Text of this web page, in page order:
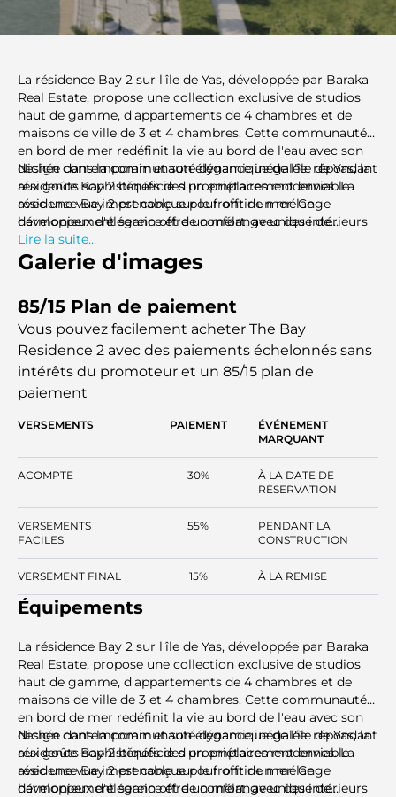
La résidence Bay 2 sur l'île de Yas, développée par Baraka
Real Estate, propose une collection exclusive de studios
haut de gamme, d'appartements de 4 chambres et de
maisons de ville de 3 et 4 chambres. Cette communauté
en bord de mer redéfinit la vie au bord de l'eau avec son
design contemporain et son élégance inégalée, répondant
aux goûts sophistiqués des propriétaires modernes. La
résidence Bay 2 est conçue pour offrir un mélange
harmonieux d'élégance et de confort, avec des intérieurs
méticuleusement conçus et des aménagements spacieux.
Nichée dans la communauté dynamique de l'île de Yas, la
résidence Bay 2 bénéficie d'un emplacement enviable
avec une vue imprenable sur le front de mer. Ce
développement serein offre un mélange unique de
tranquillité et d'excitation, avec des attractions
emblématiques telles que Ferrari World, Warner Bros.
World et Yas Waterworld à quelques minutes.
Lire la suite...
Galerie d'images
85/15 Plan de paiement
Vous pouvez facilement acheter The Bay
Residence 2 avec des paiements échelonnés sans
intérêts du promoteur et un 85/15 plan de
paiement
VERSEMENTS PAIEMENT
ÉVÉNEMENT
MARQUANT
ACOMPTE 30%
À LA DATE DE
RÉSERVATION
VERSEMENTS
FACILES
55%
PENDANT LA
CONSTRUCTION
VERSEMENT FINAL 15% À LA REMISE
Équipements
La résidence Bay 2 sur l'île de Yas, développée par Baraka
Real Estate, propose une collection exclusive de studios
haut de gamme, d'appartements de 4 chambres et de
maisons de ville de 3 et 4 chambres. Cette communauté
en bord de mer redéfinit la vie au bord de l'eau avec son
design contemporain et son élégance inégalée, répondant
aux goûts sophistiqués des propriétaires modernes. La
résidence Bay 2 est conçue pour offrir un mélange
harmonieux d'élégance et de confort, avec des intérieurs
Nichée dans la communauté dynamique de l'île de Yas, la
résidence Bay 2 bénéficie d'un emplacement enviable
avec une vue imprenable sur le front de mer. Ce
développement serein offre un mélange unique de